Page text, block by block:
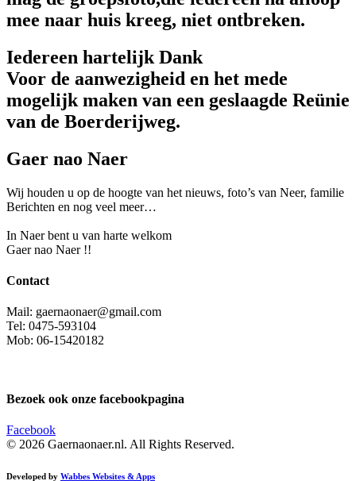
mee naar huis kreeg, niet ontbreken.
Iedereen hartelijk Dank
Voor de aanwezigheid en het mede
mogelijk maken van een geslaagde Reünie
van de Boerderijweg.
Gaer nao Naer
Wij houden u op de hoogte van het nieuws, foto’s van Neer, familie
Berichten en nog veel meer…
In Naer bent u van harte welkom
Gaer nao Naer !!
Contact
Mail: gaernaonaer@gmail.com
Tel: 0475-593104
Mob: 06-15420182
Bezoek ook onze facebookpagina
Facebook
© 2026 Gaernaonaer.nl. All Rights Reserved.
Developed by Wabbes Websites & Apps